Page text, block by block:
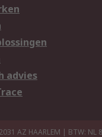
advies
AZ HAARLEM | BTW: